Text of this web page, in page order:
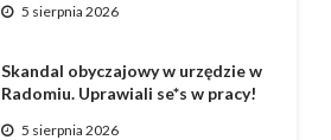
5 sierpnia 2026
Skandal obyczajowy w urzędzie w
Radomiu. Uprawiali se*s w pracy!
5 sierpnia 2026